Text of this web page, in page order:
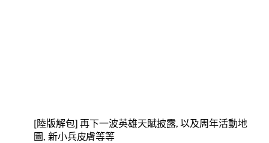
[陸版解包] 再下一波英雄天賦披露, 以及周年活動地
圖, 新小兵皮膚等等